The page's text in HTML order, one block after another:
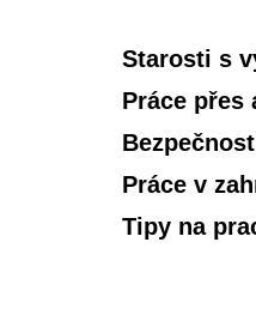
Starosti s
Práce přes
Práce v
Tipy na